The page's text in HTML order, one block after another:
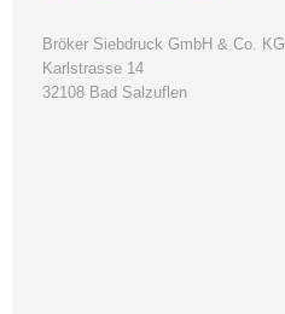
Bröker Siebdruck GmbH & Co. KG
Karlstrasse 14
32108 Bad Salzuflen